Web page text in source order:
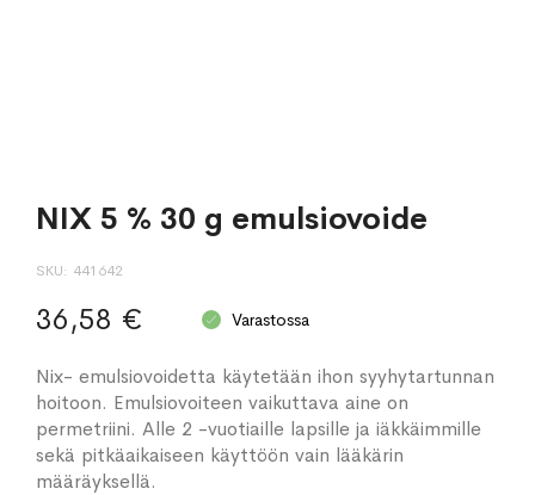
NIX 5 % 30 g emulsiovoide
SKU 441642
36,58 € Varastossa
Nix- emulsiovoidetta käytetään ihon syyhytartunnan
hoitoon. Emulsiovoiteen vaikuttava aine on
permetriini. Alle 2 -vuotiaille lapsille ja iäkkäimmille
sekä pitkäaikaiseen käyttöön vain lääkärin
määräyksellä.